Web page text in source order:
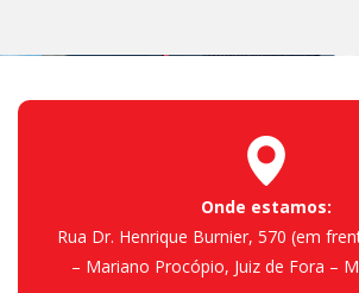
Onde estamos:
Rua Dr. Henrique Burnier, 570 (em
– Mariano Procópio, Juiz de Fora –